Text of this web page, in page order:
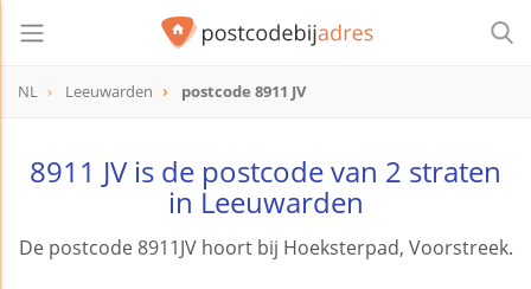
NL Leeuwarden postcode 8911 JV
8911 JV is de postcode van 2 straten
in Leeuwarden
De postcode 8911JV hoort bij Hoeksterpad, Voorstreek.